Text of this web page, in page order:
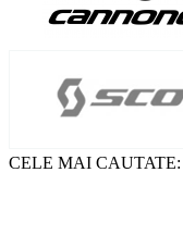
CELE MAI CAUTATE: